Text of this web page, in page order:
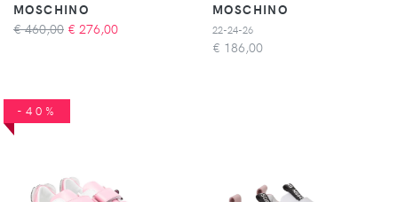
MOSCHINO
€ 460,00 € 276,00
MOSCHINO
22-24-26
€ 186,00
-40%